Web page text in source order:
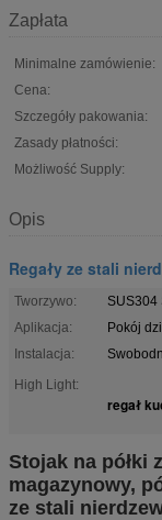
Zapłata
Minimalne zamówienie:
Cena:
Szczegóły pakowania:
Zasady płatności:
Możliwość Supply:
Opis
Regały ze stali
Tworzywo:
SUS304
Aplikacja:
Pokój
Instalacja:
High Light:
regał
Stojak na półki
magazynowy,
ze stali